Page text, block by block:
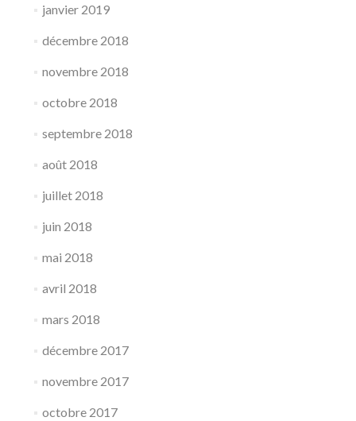
janvier 2019
décembre 2018
novembre 2018
octobre 2018
septembre 2018
août 2018
juillet 2018
juin 2018
mai 2018
avril 2018
mars 2018
décembre 2017
novembre 2017
octobre 2017